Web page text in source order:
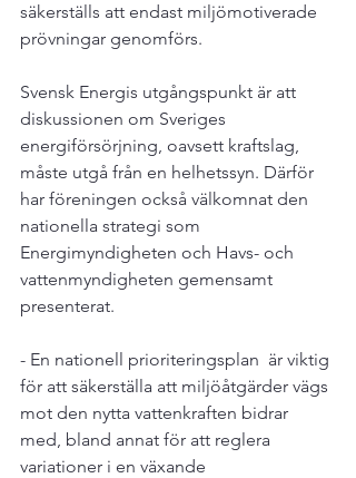
säkerställs att endast miljömotiverade
prövningar genomförs.
Svensk Energis utgångspunkt är att
diskussionen om Sveriges
energiförsörjning, oavsett kraftslag,
måste utgå från en helhetssyn. Därför
har föreningen också välkomnat den
nationella strategi som
Energimyndigheten och Havs- och
vattenmyndigheten gemensamt
presenterat.
- En nationell prioriteringsplan  är viktig
för att säkerställa att miljöåtgärder vägs
mot den nytta vattenkraften bidrar
med, bland annat för att reglera
variationer i en växande